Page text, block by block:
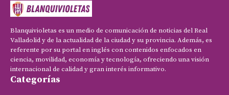
Blanquivioletas es un medio de comunicación de noticias del Real
Valladolid y de la actualidad de la ciudad y su provincia. Además, es
referente por su portal en inglés con contenidos enfocados en
ciencia, movilidad, economía y tecnología, ofreciendo una visión
internacional de calidad y gran interés informativo.
Categorías